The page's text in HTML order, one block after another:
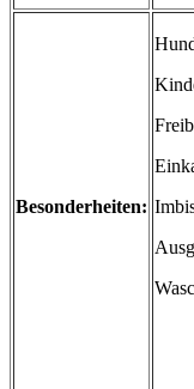
Besonderheiten: